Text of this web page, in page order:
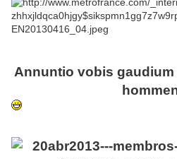
Annuntio vobis